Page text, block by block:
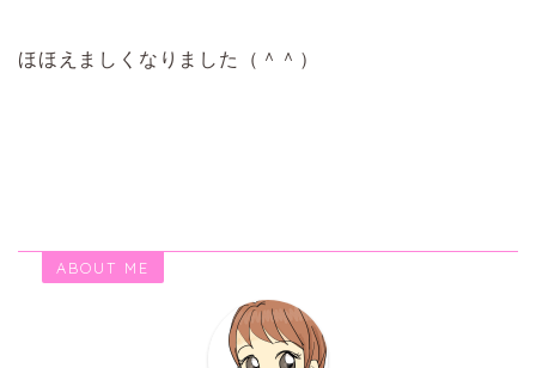
ほほえましくなりました（＾＾）
ABOUT ME